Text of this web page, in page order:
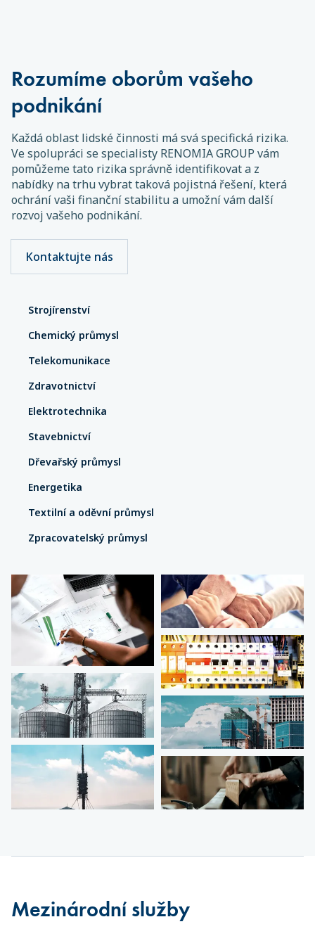
Rozumíme oborům vašeho
podnikání
Každá oblast lidské činnosti má svá specifická rizika.
Ve spolupráci se specialisty RENOMIA GROUP vám
pomůžeme tato rizika správně identifikovat a z
nabídky na trhu vybrat taková pojistná řešení, která
ochrání vaši finanční stabilitu a umožní vám další
rozvoj vašeho podnikání.
Kontaktujte nás
Strojírenství
Chemický průmysl
Telekomunikace
Zdravotnictví
Elektrotechnika
Stavebnictví
Dřevařský průmysl
Energetika
Textilní a oděvní průmysl
Zpracovatelský průmysl
Mezinárodní služby